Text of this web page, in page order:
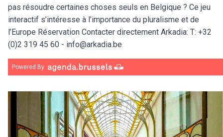
pas résoudre certaines choses seuls en Belgique ? Ce jeu
interactif s’intéresse à l’importance du pluralisme et de
l’Europe Réservation Contacter directement Arkadia: T: +32
(0)2 319 45 60 - info@arkadia.be
Powered By